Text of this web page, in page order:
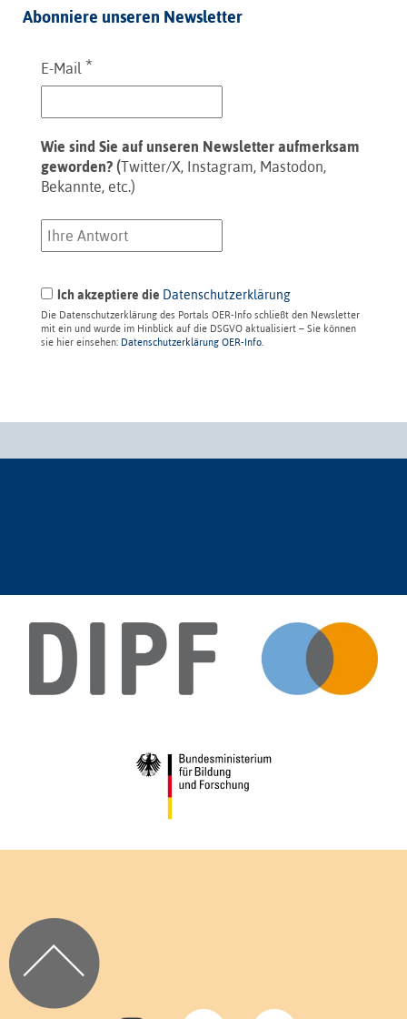
Abonniere unseren Newsletter
E-Mail *
Wie sind Sie auf unseren Newsletter aufmerksam
geworden? (Twitter/X, Instagram, Mastodon,
Bekannte, etc.)
Ich akzeptiere die Datenschutzerklärung
Die Datenschutzerklärung des Portals OER-Info schließt den Newsletter
mit ein und wurde im Hinblick auf die DSGVO aktualisiert – Sie können
sie hier einsehen: Datenschutzerklärung OER-Info